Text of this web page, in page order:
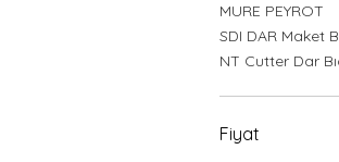
MURE PEYROT
SDI DAR Maket
NT Cutter Dar
Fiyat